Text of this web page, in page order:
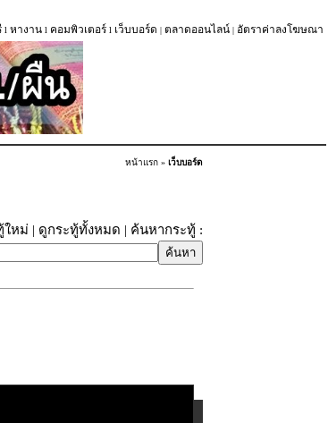
l หางาน l คอมพิวเตอร์ l เว็บบอร์ด | ตลาดออนไลน์ | อัตราค่าลงโฆษณา
หน้าแรก » เว็บบอร์ด
ใหม่ | ดูกระทู้ทั้งหมด | ค้นหากระทู้ :